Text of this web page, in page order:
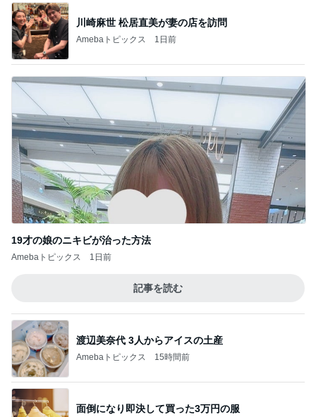
川崎麻世 松居直美が妻の店を訪問
Amebaトピックス 1日前
19才の娘のニキビが治った方法
Amebaトピックス 1日前
記事を読む
渡辺美奈代 3人からアイスの土産
Amebaトピックス 15時間前
面倒になり即決して買った3万円の服